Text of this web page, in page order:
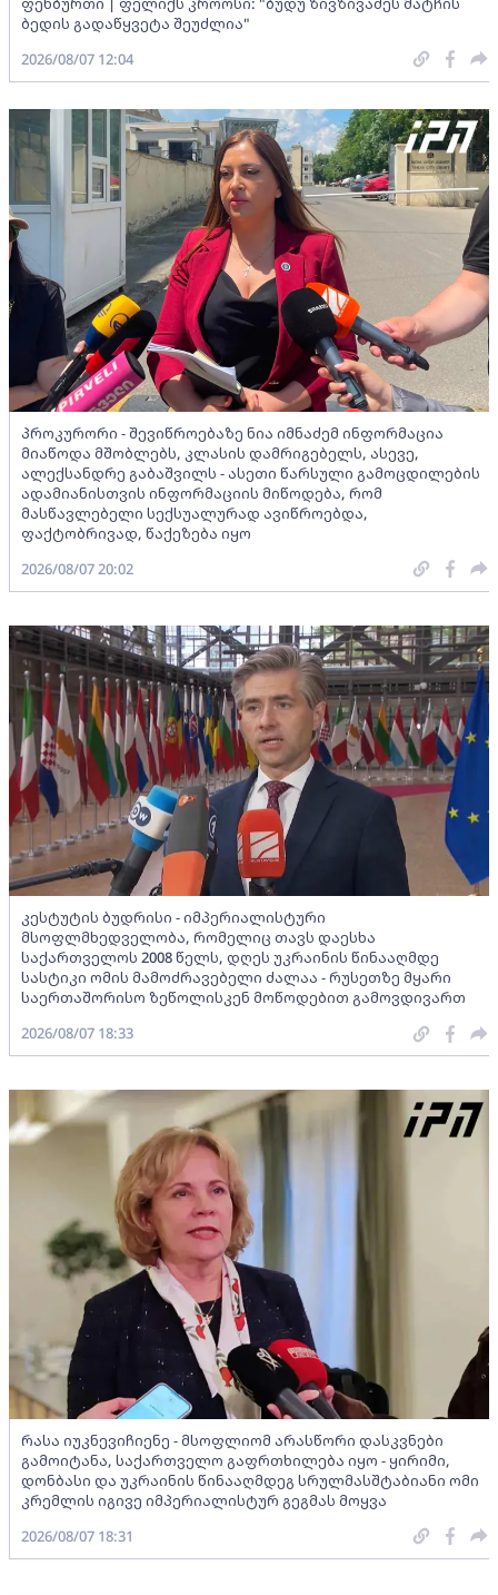
ბედის გადაწყვეტა შეუძლია"
2026/08/07 12:04
პროკურორი - შევიწროებაზე ნია იმნაძემ ინფორმაცია
მიაწოდა მშობლებს, კლასის დამრიგებელს, ასევე,
ალექსანდრე გაბაშვილს - ასეთი წარსული გამოცდილების
ადამიანისთვის ინფორმაციის მიწოდება, რომ
მასწავლებელი სექსუალურად ავიწროებდა,
ფაქტობრივად, წაქეზება იყო
2026/08/07 20:02
კესტუტის ბუდრისი - იმპერიალისტური
მსოფლმხედველობა, რომელიც თავს დაესხა
საქართველოს 2008 წელს, დღეს უკრაინის წინააღმდე
სასტიკი ომის მამოძრავებელი ძალაა - რუსეთზე მყარი
საერთაშორისო ზეწოლისკენ მოწოდებით გამოვდივართ
2026/08/07 18:33
რასა იუკნევიჩიენე - მსოფლიომ არასწორი დასკვნები
გამოიტანა, საქართველო გაფრთხილება იყო - ყირიმი,
დონბასი და უკრაინის წინააღმდეგ სრულმასშტაბიანი ომი
კრემლის იგივე იმპერიალისტურ გეგმას მოყვა
2026/08/07 18:31